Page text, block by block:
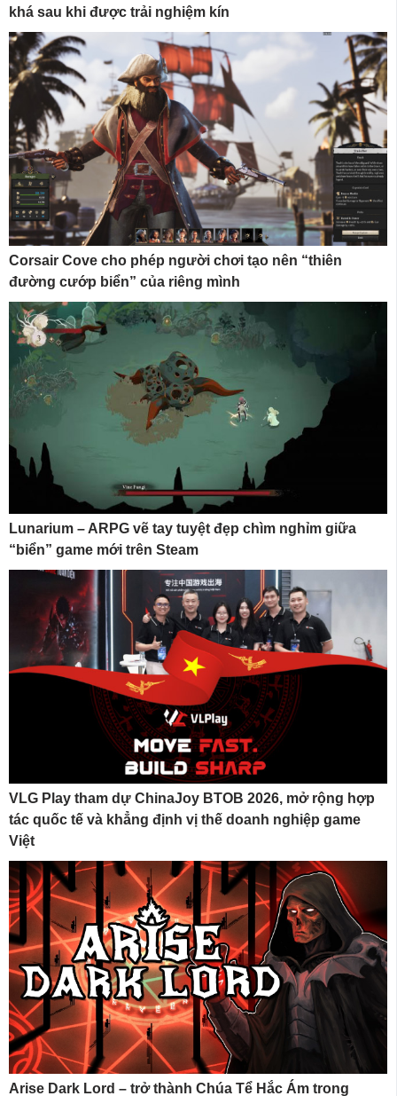
khá sau khi được trải nghiệm kín
Corsair Cove cho phép người chơi tạo nên “thiên
đường cướp biển” của riêng mình
Lunarium – ARPG vẽ tay tuyệt đẹp chìm nghỉm giữa
“biển” game mới trên Steam
VLG Play tham dự ChinaJoy BTOB 2026, mở rộng hợp
tác quốc tế và khẳng định vị thế doanh nghiệp game
Việt
Arise Dark Lord – trở thành Chúa Tể Hắc Ám trong